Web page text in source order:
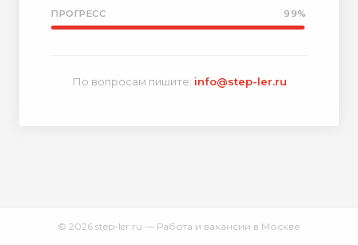
ПРОГРЕСС 99%
По вопросам пишите: info@step-ler.ru
© 2026 step-ler.ru — Работа и вакансии в Москве